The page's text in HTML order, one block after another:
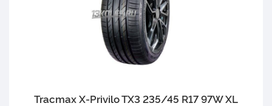
Tracmax X-Privilo TX3 235/45 R17 97W XL